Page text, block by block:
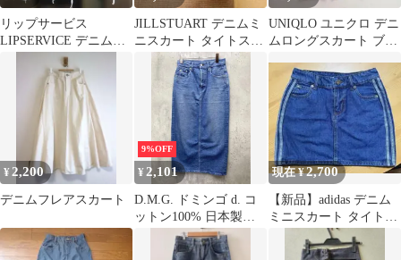
リップサービス
LIPSERVICE デニムタ
イトダメージスカート
インディゴ
JILLSTUART デニムミ
ニスカート タイトスカ
ート
UNIQLO ユニクロ デニ
ムロングスカート ブル
¥ 2,200
デニムフレアスカート
9%OFF
¥ 2,101
D.M.G. ドミンゴ d. コ
ットン100% 日本製
12.5oz タイト ロング デ
ニムスカート シンプル
現在 ¥2,700
【新品】adidas デニム
ミニスカート タイトス